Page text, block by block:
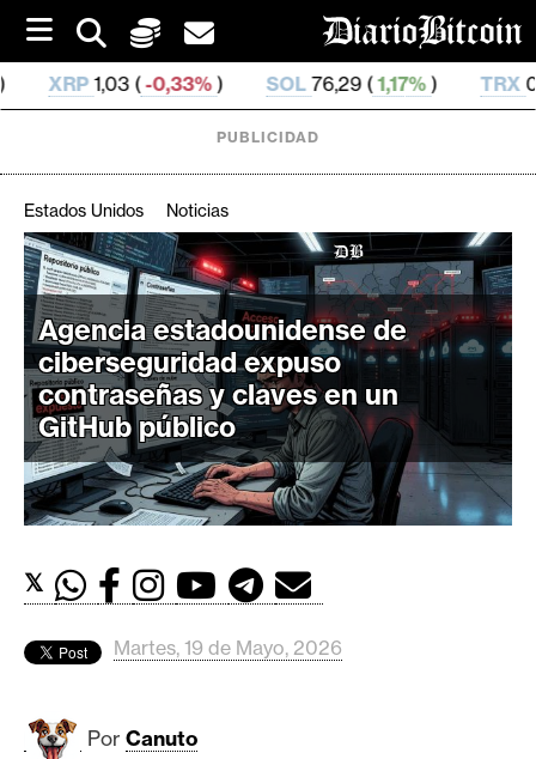
i
p
t
o
) SOL76,29 (1,17% TRX0,329 689 ( 0,22% )
C
r
i
p
t
o
M
e
r
d
s
B
PUBLICIDAD
Estados Unidos Noticias
Agencia estadounidense de
ciberseguridad expuso
contraseñas y claves en un
GitHub público
𝕏
Martes, 19 de Mayo, 2026
Por Canuto